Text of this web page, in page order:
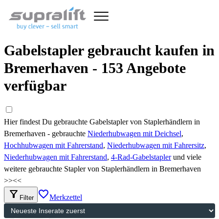
Gabelstapler gebraucht kaufen in
Bremerhaven - 153 Angebote
verfügbar
Hier findest Du gebrauchte Gabelstapler von Staplerhändlern in
Bremerhaven - gebrauchte Niederhubwagen mit Deichsel,
Hochhubwagen mit Fahrerstand, Niederhubwagen mit Fahrersitz,
Niederhubwagen mit Fahrerstand, 4-Rad-Gabelstaplerund viele
weitere gebrauchte Stapler von Staplerhändlern in Bremerhaven
>><<
filter_alt Filter favorite_borderMerkzettel